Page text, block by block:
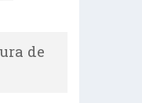
de